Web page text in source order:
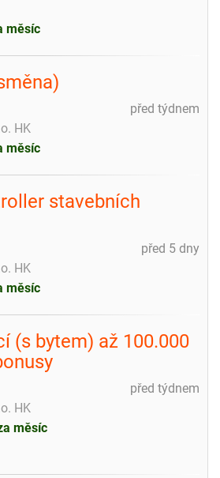
měsíc
před týdnem
HK
měsíc
stavebních
před 5 dny
HK
měsíc
(s bytem) až 100.000
před týdnem
HK
měsíc